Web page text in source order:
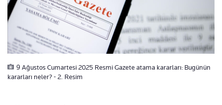
9 Ağustos Cumartesi 2025 Resmi Gazete atama kararları: Bugünün
kararları neler? - 2. Resim